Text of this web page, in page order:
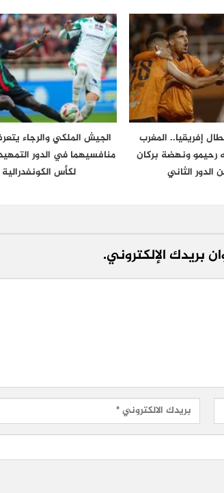
إفريقيا.. المغرب
رحيمو ونهضة بركان
الدور الثاني
الجيش الملكي والرجاء
منافسيهما في الدور
لكأس الكونفدرالية
بريدك الإلكتروني.